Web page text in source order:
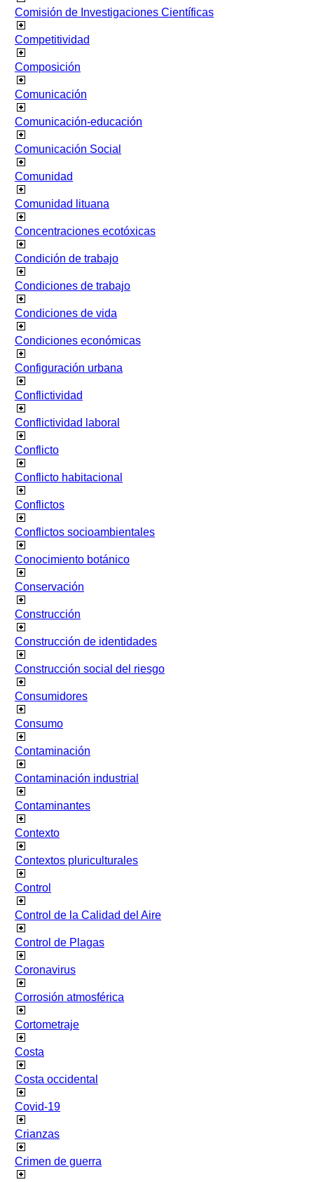
Comisión de Investigaciones Científicas
Competitividad
Composición
Comunicación
Comunicación-educación
Comunicación Social
Comunidad
Comunidad lituana
Concentraciones ecotóxicas
Condición de trabajo
Condiciones de trabajo
Condiciones de vida
Condiciones económicas
Configuración urbana
Conflictividad
Conflictividad laboral
Conflicto
Conflicto habitacional
Conflictos
Conflictos socioambientales
Conocimiento botánico
Conservación
Construcción
Construcción de identidades
Construcción social del riesgo
Consumidores
Consumo
Contaminación
Contaminación industrial
Contaminantes
Contexto
Contextos pluriculturales
Control
Control de la Calidad del Aire
Control de Plagas
Coronavirus
Corrosión atmosférica
Cortometraje
Costa
Costa occidental
Covid-19
Crianzas
Crimen de guerra